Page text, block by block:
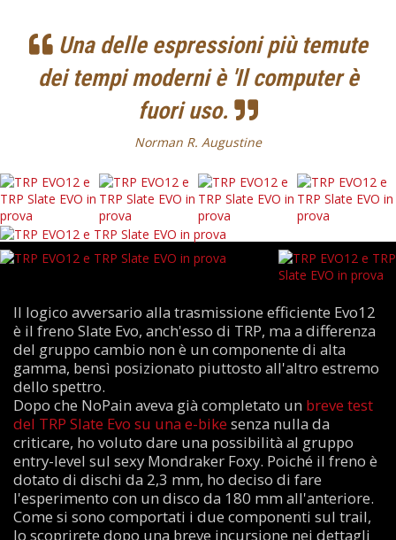
Una delle espressioni più temute
dei tempi moderni è 'Il computer è
fuori uso.
Norman R. Augustine
Il logico avversario alla trasmissione efficiente Evo12
è il freno Slate Evo, anch'esso di TRP, ma a differenza
del gruppo cambio non è un componente di alta
gamma, bensì posizionato piuttosto all'altro estremo
dello spettro.
Dopo che NoPain aveva già completato un breve test
del TRP Slate Evo su una e-bike senza nulla da
criticare, ho voluto dare una possibilità al gruppo
entry-level sul sexy Mondraker Foxy. Poiché il freno è
dotato di dischi da 2,3 mm, ho deciso di fare
l'esperimento con un disco da 180 mm all'anteriore.
Come si sono comportati i due componenti sul trail,
lo scoprirete dopo una breve incursione nei dettagli